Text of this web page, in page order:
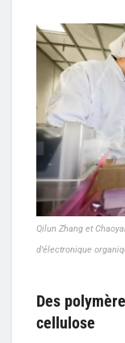
Qilun Zhang et
d’électronique
Des
cellulose